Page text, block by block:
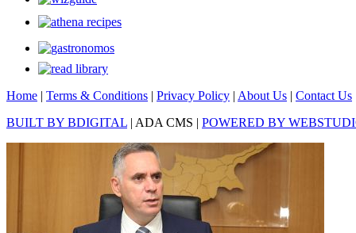
Home | Terms & Conditions | Privacy Policy | About Us | Contact Us
BUILT BY BDIGITAL | ADA CMS | POWERED BY